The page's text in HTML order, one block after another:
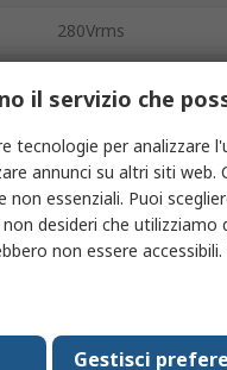
280Vrms
3V
SO9
il servizio che
tecnologie per analizzare
annunci su altri siti
essenziali. Puoi
desideri che
non essere
Gestisci